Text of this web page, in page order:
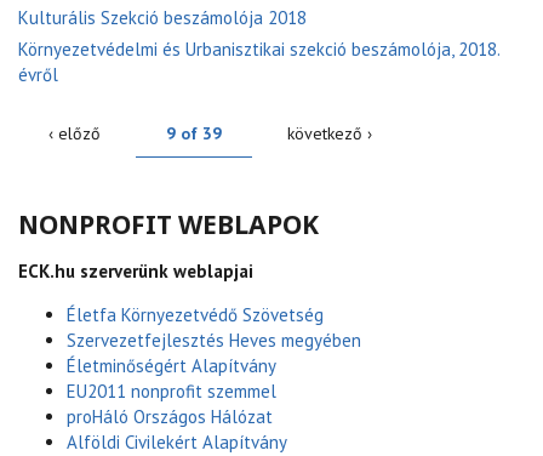
Kulturális Szekció beszámolója 2018
Környezetvédelmi és Urbanisztikai szekció beszámolója, 2018.
évről
‹ előző 9 of 39 következő ›
NONPROFIT WEBLAPOK
ECK.hu szerverünk weblapjai
Életfa Környezetvédő Szövetség
Szervezetfejlesztés Heves megyében
Életminőségért Alapítvány
EU2011 nonprofit szemmel
proHáló Országos Hálózat
Alföldi Civilekért Alapítvány